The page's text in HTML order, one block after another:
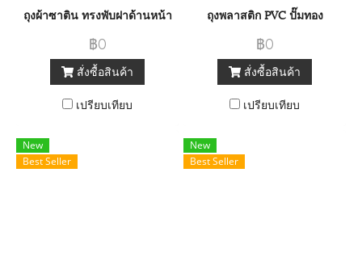
ถุงผ้าซาติน ทรงพับฝาด้านหน้า
฿0
สั่งซื้อสินค้า
เปรียบเทียบ
ถุงพลาสติก PVC ปั๊มทอง
฿0
สั่งซื้อสินค้า
เปรียบเทียบ
New
Best Seller
New
Best Seller